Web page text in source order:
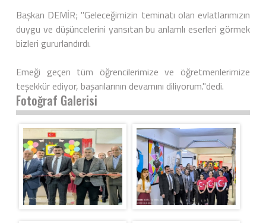
Başkan DEMİR; "Geleceğimizin teminatı olan evlatlarımızın
duygu ve düşüncelerini yansıtan bu anlamlı eserleri görmek
bizleri gururlandırdı.
Emeği geçen tüm öğrencilerimize ve öğretmenlerimize
teşekkür ediyor, başarılarının devamını diliyorum."dedi.
Fotoğraf Galerisi